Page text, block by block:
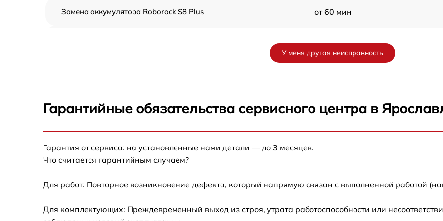
Замена аккумулятора Roborock S8 Plus от 60 мин
Ремонт материнской платы Roborock S8 Plus
Plus
от 30 мин
У меня другая неисправность
Гарантийные обязательства сервисного центра в
Гарантия от сервиса: на установленные нами детали — до 3 месяцев.
Что считается гарантийным случаем?
Для работ: Повторное возникновение дефекта, который напрямую связан с выполненной работой
Для комплектующих: Преждевременный выход из строя, утрата работоспособности или